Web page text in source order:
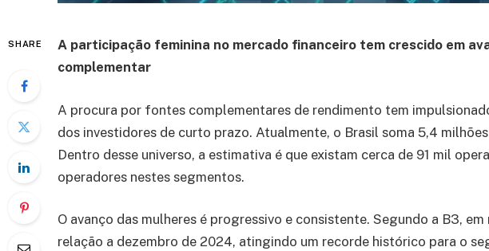
SHARE
A participação feminina no mercado financeiro tem crescido em
complementar
A procura por fontes complementares de rendimento tem
dos investidores de curto prazo. Atualmente, o Brasil soma 5,4
Dentro desse universo, a estimativa é que existam cerca de 91 mil
operadores nestes segmentos.
O avanço das mulheres é progressivo e consistente. Segundo a B3,
relação a dezembro de 2024, atingindo um recorde histórico para o